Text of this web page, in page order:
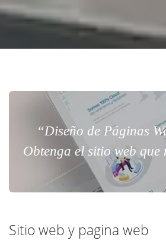
“Diseño de Páginas
Obtenga el sitio web que
Sitio web y pagina web